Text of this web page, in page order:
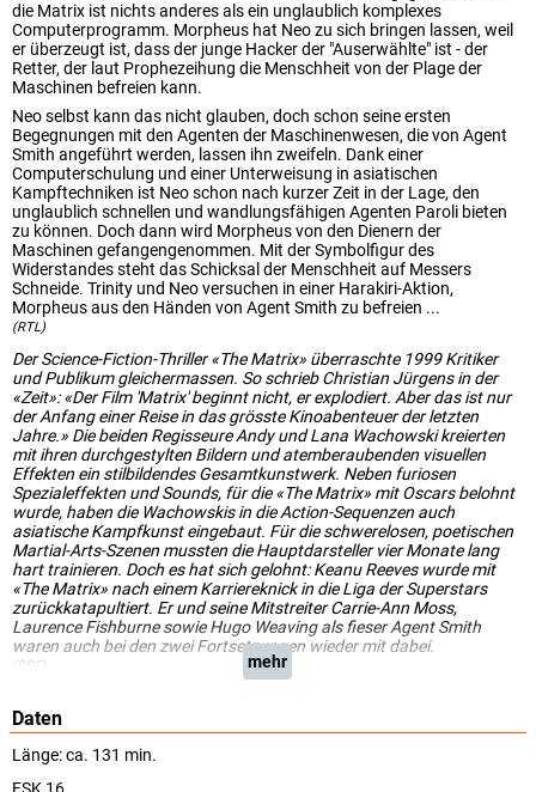
die Matrix ist nichts anderes als ein unglaublich komplexes
Computerprogramm. Morpheus hat Neo zu sich bringen lassen, weil
er überzeugt ist, dass der junge Hacker der "Auserwählte" ist - der
Retter, der laut Prophezeihung die Menschheit von der Plage der
Maschinen befreien kann.
Neo selbst kann das nicht glauben, doch schon seine ersten
Begegnungen mit den Agenten der Maschinenwesen, die von Agent
Smith angeführt werden, lassen ihn zweifeln. Dank einer
Computerschulung und einer Unterweisung in asiatischen
Kampftechniken ist Neo schon nach kurzer Zeit in der Lage, den
unglaublich schnellen und wandlungsfähigen Agenten Paroli bieten
zu können. Doch dann wird Morpheus von den Dienern der
Maschinen gefangengenommen. Mit der Symbolfigur des
Widerstandes steht das Schicksal der Menschheit auf Messers
Schneide. Trinity und Neo versuchen in einer Harakiri-Aktion,
Morpheus aus den Händen von Agent Smith zu befreien ...
(RTL)
Der Science-Fiction-Thriller «The Matrix» überraschte 1999 Kritiker
und Publikum gleichermassen. So schrieb Christian Jürgens in der
«Zeit»: «Der Film 'Matrix' beginnt nicht, er explodiert. Aber das ist nur
der Anfang einer Reise in das grösste Kinoabenteuer der letzten
Jahre.» Die beiden Regisseure Andy und Lana Wachowski kreierten
mit ihren durchgestylten Bildern und atemberaubenden visuellen
Effekten ein stilbildendes Gesamtkunstwerk. Neben furiosen
Spezialeffekten und Sounds, für die «The Matrix» mit Oscars belohnt
wurde, haben die Wachowskis in die Action-Sequenzen auch
asiatische Kampfkunst eingebaut. Für die schwerelosen, poetischen
Martial-Arts-Szenen mussten die Hauptdarsteller vier Monate lang
hart trainieren. Doch es hat sich gelohnt: Keanu Reeves wurde mit
«The Matrix» nach einem Karriereknick in die Liga der Superstars
zurückkatapultiert. Er und seine Mitstreiter Carrie-Ann Moss,
Laurence Fishburne sowie Hugo Weaving als fieser Agent Smith
waren auch bei den zwei Fortsetzungen wieder mit dabei.
(SRF) mehr
Daten
Länge: ca. 131 min.